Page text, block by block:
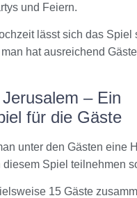
und Feiern.
lässt sich das Spiel
hat ausreichend
– Ein
für die Gäste
unter den Gästen eine
diesem Spiel teilnehmen
15 Gäste